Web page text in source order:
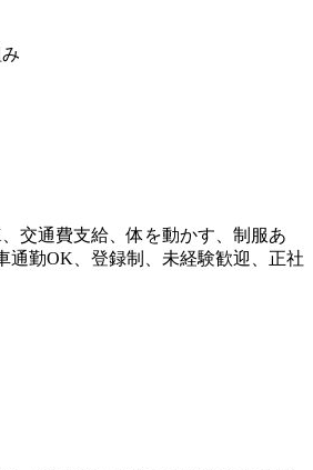
交通費支給、体を動かす、制服あ
通勤OK、登録制、未経験歓迎、正社